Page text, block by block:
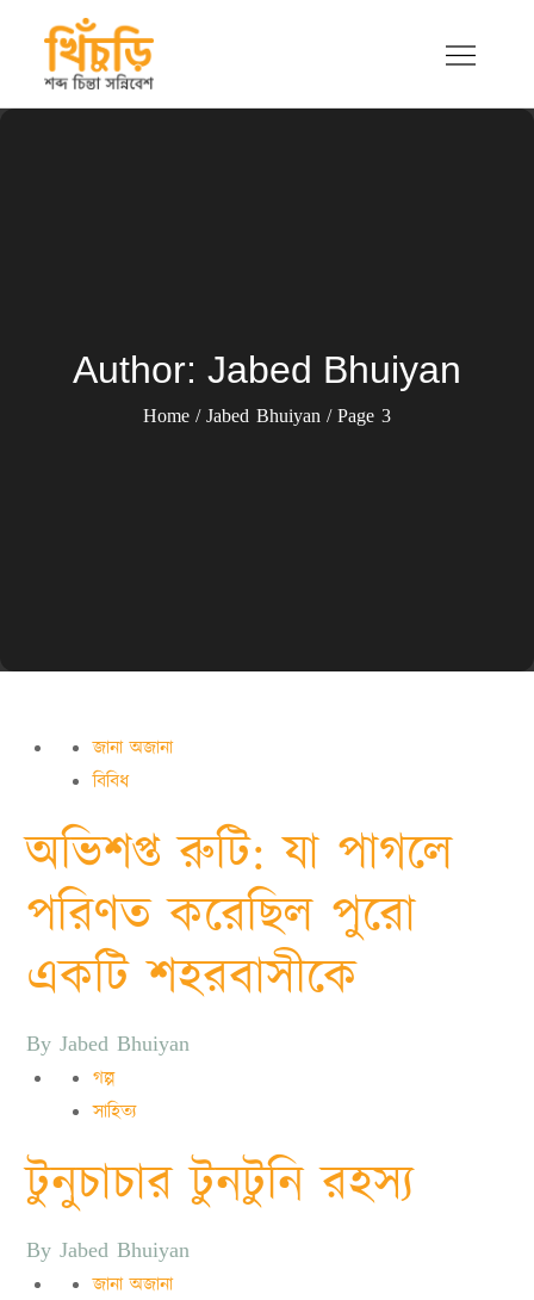
content
খিচুড়ি
শব্দ চিন্তা সন্নিবেশ
Author: Jabed Bhuiyan
Home Jabed Bhuiyan Page 3
জানা অজানা
বিবিধ
অভিশপ্ত রুটি: যা পাগলে
পরিণত করেছিল পুরো
একটি শহরবাসীকে
ByJabed Bhuiyan
গল্প
সাহিত্য
টুনুচাচার টুনটুনি রহস্য
ByJabed Bhuiyan
জানা অজানা